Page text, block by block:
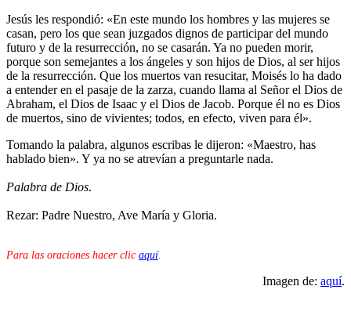
Jesús les respondió: «En este mundo los hombres y las mujeres se
casan, pero los que sean juzgados dignos de participar del mundo
futuro y de la resurrección, no se casarán. Ya no pueden morir,
porque son semejantes a los ángeles y son hijos de Dios, al ser hijos
de la resurrección. Que los muertos van resucitar, Moisés lo ha dado
a entender en el pasaje de la zarza, cuando llama al Señor el Dios de
Abraham, el Dios de Isaac y el Dios de Jacob. Porque él no es Dios
de muertos, sino de vivientes; todos, en efecto, viven para él».
Tomando la palabra, algunos escribas le dijeron: «Maestro, has
hablado bien». Y ya no se atrevían a preguntarle nada.
Palabra de Dios.
Rezar: Padre Nuestro, Ave María y Gloria.
Para las oraciones hacer clic aquí.
Imagen de: aquí.